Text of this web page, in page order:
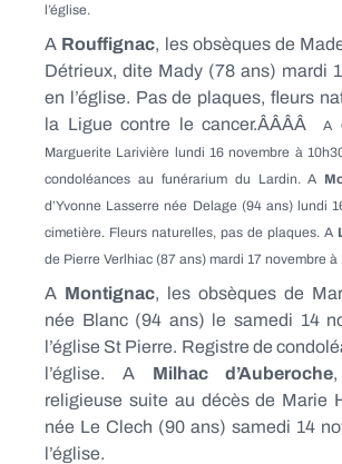
l’église.
A Rouffignac, les obsèques de
Détrieux, dite Mady (78 ans) mardi
en l’église. Pas de plaques, fleurs
la Ligue contre le cancer.ÂÂÂÂ
A
Marguerite Larivière lundi 16 novembre à
condoléances au funérarium du Lardin. A
d’Yvonne Lasserre née Delage (94 ans) lundi
cimetière. Fleurs naturelles, pas de plaques. A
de Pierre Verlhiac (87 ans) mardi 17 novembre à
A Montignac, les obsèques de
née Blanc (94 ans) le samedi 14
l’église St Pierre. Registre de
l’église. A Milhac d’Auberoche
religieuse suite au décès de Marie
née Le Clech (90 ans) samedi 14
l’église.